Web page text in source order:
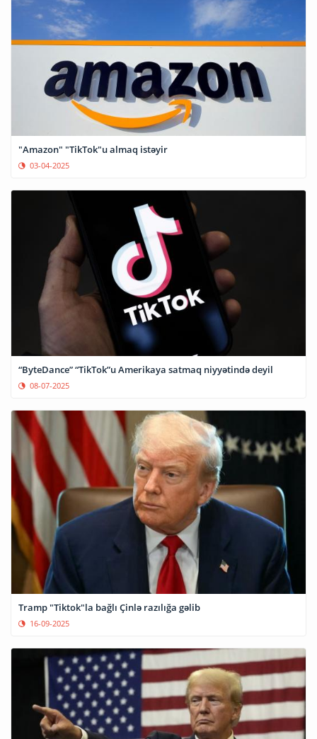
"Amazon" "TikTok"u almaq istəyir
03-04-2025
“ByteDance” “TikTok”u Amerikaya satmaq niyyətində deyil
08-07-2025
Tramp "Tiktok"la bağlı Çinlə razılığa gəlib
16-09-2025